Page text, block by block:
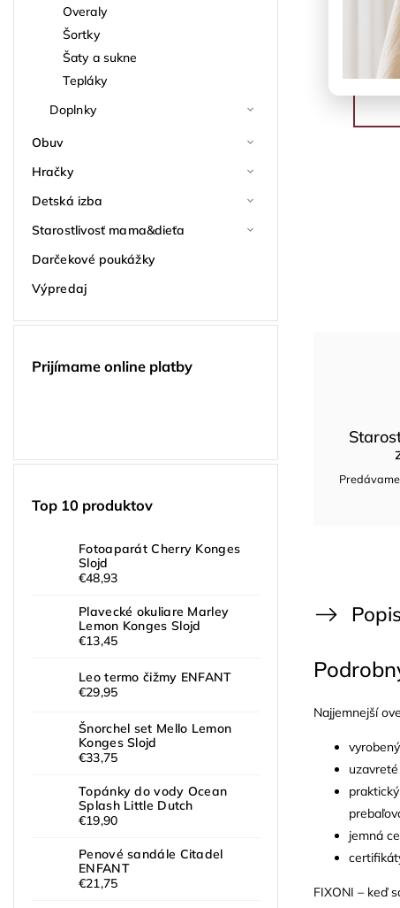
Overaly
Šortky
Šaty a sukne
Tepláky
Doplnky
Obuv
Hračky
Detská izba
Starostlivosť mama&dieťa
Darčekové poukážky
Výpredaj
Prijímame online platby
Top 10 produktov
Fotoaparát Cherry Konges
Slojd
€48,93
Plavecké okuliare Marley
Lemon Konges Slojd
€13,45
Leo termo čižmy ENFANT
€29,95
Šnorchel set Mello Lemon
Konges Slojd
€33,75
Topánky do vody Ocean
Splash Little Dutch
€19,90
Penové sandále Citadel
ENFANT
€21,75
Popis
Najjemnejší
jemná
FIXONI – keď